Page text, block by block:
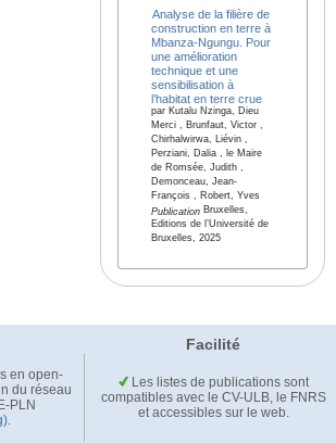
Analyse de la filière de
construction en terre à
Mbanza-Ngungu. Pour
une amélioration
technique et une
sensibilisation à
l’habitat en terre crue
par Kutalu Nzinga, Dieu
Merci , Brunfaut, Victor ,
Chirhalwirwa, Liévin ,
Perziani, Dalia , le Maire
de Romsée, Judith ,
Demonceau, Jean-
François , Robert, Yves
PublicationBruxelles,
Editions de l’Université de
Bruxelles, 2025
Facilité
en open-
du réseau
PLN
.
Les listes de publications sont
compatibles avec le CV-ULB, le FNRS
et accessibles sur le web.